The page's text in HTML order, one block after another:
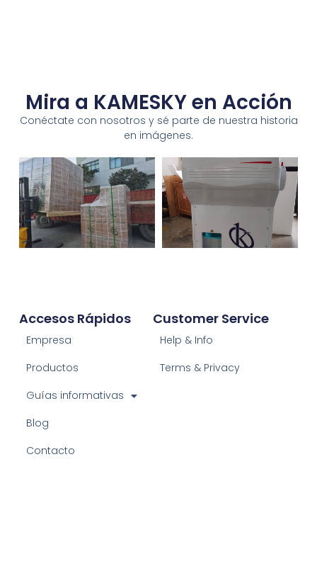
Mira a KAMESKY en Acción
Conéctate con nosotros y sé parte de nuestra historia
en imágenes.
Customer Service
Help & Info
Terms & Privacy
Accesos Rápidos
Empresa
Productos
Guías informativas
Blog
Contacto